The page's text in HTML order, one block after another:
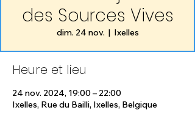
des Sources Vives
dim. 24 nov.
  |
Ixelles
Heure et lieu
24 nov. 2024, 19:00 – 22:00
Ixelles, Rue du Bailli, Ixelles, Belgique